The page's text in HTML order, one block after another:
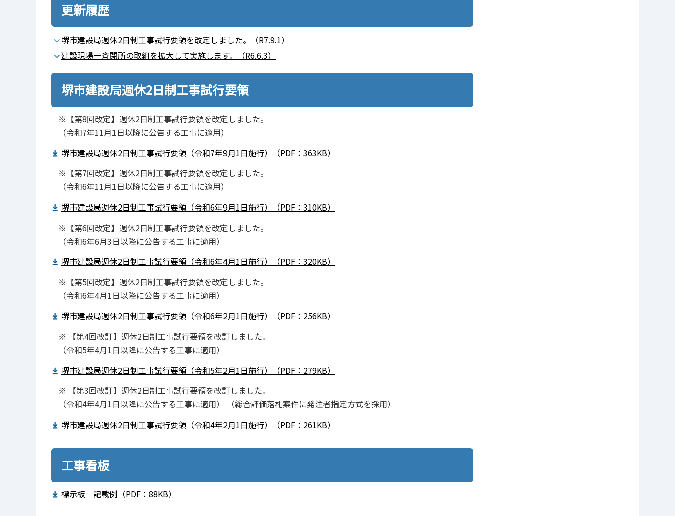
更新履歴
堺市建設局週休2日制工事試行要領を改定しました。（R7.9.1）
建設現場一斉閉所の取組を拡大して実施します。（R6.6.3）
堺市建設局週休2日制工事試行要領
※【第8回改定】週休2日制工事試行要領を改定しました。
（令和7年11月1日以降に公告する工事に適用）
堺市建設局週休2日制工事試行要領（令和7年9月1日施行）（PDF：363KB）
※【第7回改定】週休2日制工事試行要領を改定しました。
（令和6年11月1日以降に公告する工事に適用）
堺市建設局週休2日制工事試行要領（令和6年9月1日施行）（PDF：310KB）
※【第6回改定】週休2日制工事試行要領を改定しました。
（令和6年6月3日以降に公告する工事に適用）
堺市建設局週休2日制工事試行要領（令和6年4月1日施行）（PDF：320KB）
※【第5回改定】週休2日制工事試行要領を改定しました。
（令和6年4月1日以降に公告する工事に適用）
堺市建設局週休2日制工事試行要領（令和6年2月1日施行）（PDF：256KB）
※ 【第4回改訂】週休2日制工事試行要領を改訂しました。
（令和5年4月1日以降に公告する工事に適用）
堺市建設局週休2日制工事試行要領（令和5年2月1日施行）（PDF：279KB）
※ 【第3回改訂】週休2日制工事試行要領を改訂しました。
（令和4年4月1日以降に公告する工事に適用） （総合評価落札案件に発注者指定方式を採用）
堺市建設局週休2日制工事試行要領（令和4年2月1日施行）（PDF：261KB）
工事看板
標示板 記載例（PDF：88KB）